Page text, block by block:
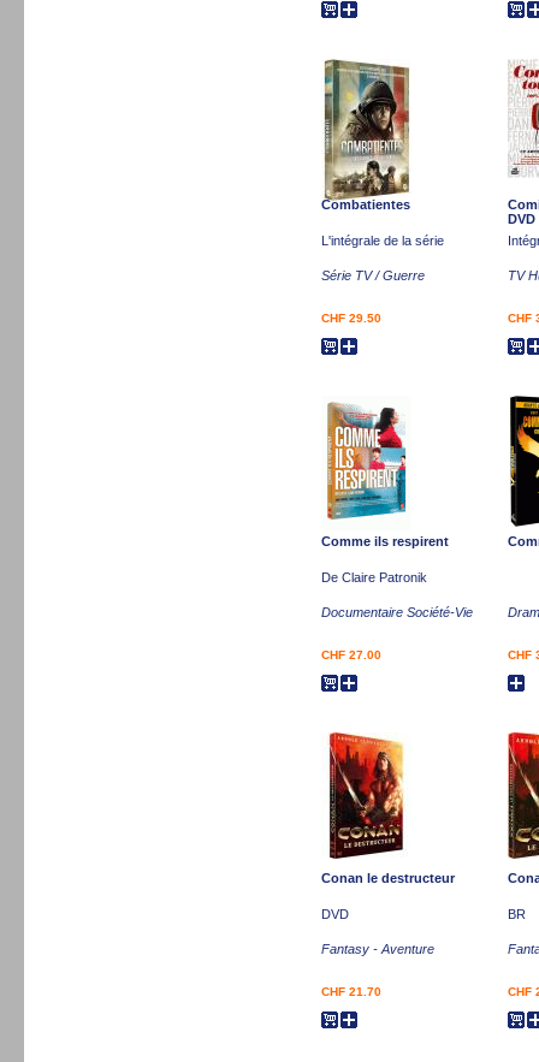
Combatientes
L'intégrale de la série
Série TV / Guerre
CHF 29.50
DVD
TV
CHF
Comme ils respirent
De Claire Patronik
Documentaire Société-Vie
CHF 27.00 CHF
Conan le destructeur
DVD
Fantasy - Aventure
CHF 21.70
BR
CHF